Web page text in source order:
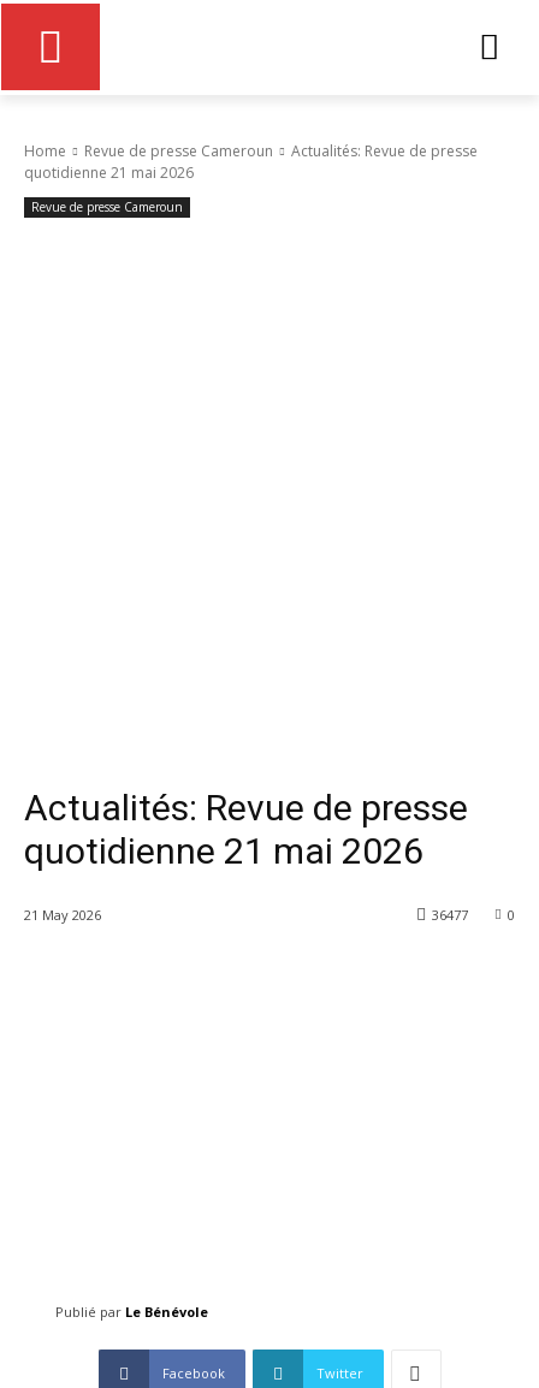
Home Revue de presse Cameroun
Actualités: Revue de presse
quotidienne 21 mai 2026
Revue de presse Cameroun
Actualités: Revue de presse
quotidienne 21 mai 2026
21 May 2026 0
36477
Publié par Le Bénévole
Facebook Twitter